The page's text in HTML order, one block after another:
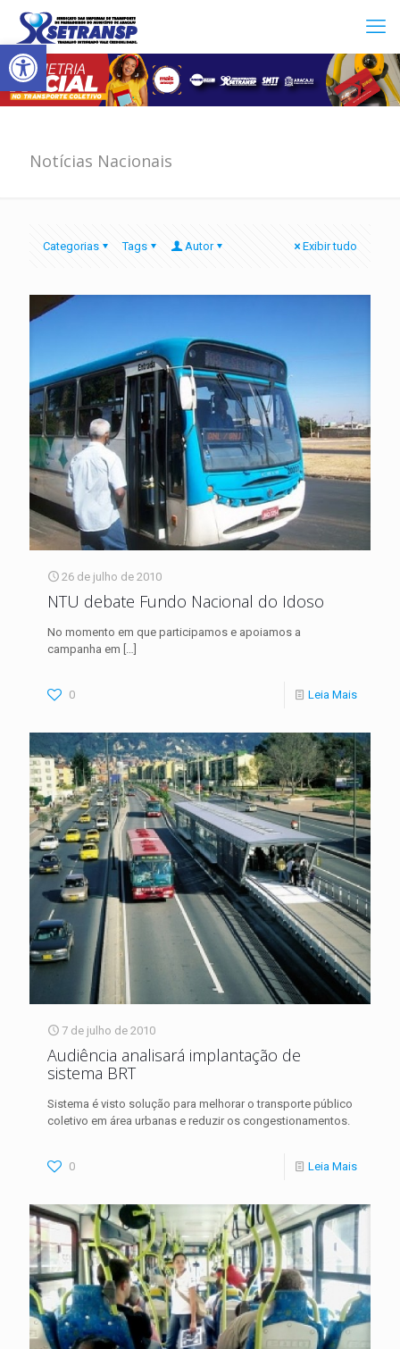
Abrir a barra de ferramentas
Notícias Nacionais
Categorias Tags Autor Exibir tudo
26 de julho de 2010
NTU debate Fundo Nacional do Idoso
No momento em que participamos e apoiamos a
campanha em […]
0 Leia Mais
7 de julho de 2010
Audiência analisará implantação de
sistema BRT
Sistema é visto solução para melhorar o transporte público
coletivo em área urbanas e reduzir os congestionamentos.
0 Leia Mais